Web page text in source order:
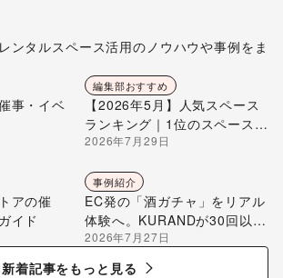
ンタルスペース活用のノウハウや事例をま
事・イベ
編集部おすすめ
【2026年5月】人気スペース
ランキング｜1位のスペースを
編集部が解説
2026年7月29日
アの催
イド
事例紹介
EC発の「酒ガチャ」をリアル
体験へ。KURANDが30回以上
のポップアップ出店で届け
る“新しいお酒との出会い”
2026年7月27日
新着記事をもっと見る